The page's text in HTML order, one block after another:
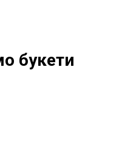
букети